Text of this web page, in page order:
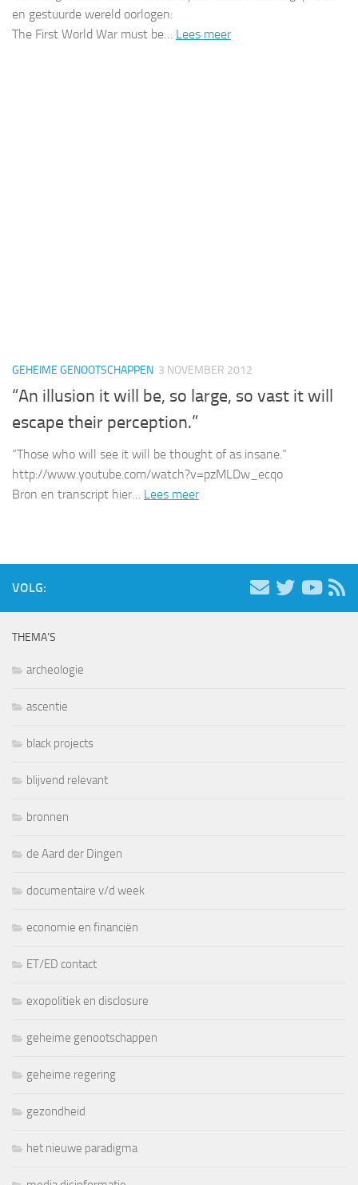
en gestuurde wereld oorlogen:
The First World War must be… Lees meer
GEHEIME GENOOTSCHAPPEN 3 NOVEMBER 2012
“An illusion it will be, so large, so vast it will
escape their perception.”
“Those who will see it will be thought of as insane.”
http://www.youtube.com/watch?v=pzMLDw_ecqo
Bron en transcript hier… Lees meer
VOLG:
THEMA’S
archeologie
ascentie
black projects
blijvend relevant
bronnen
de Aard der Dingen
documentaire v/d week
economie en financiën
ET/ED contact
exopolitiek en disclosure
geheime genootschappen
geheime regering
gezondheid
het nieuwe paradigma